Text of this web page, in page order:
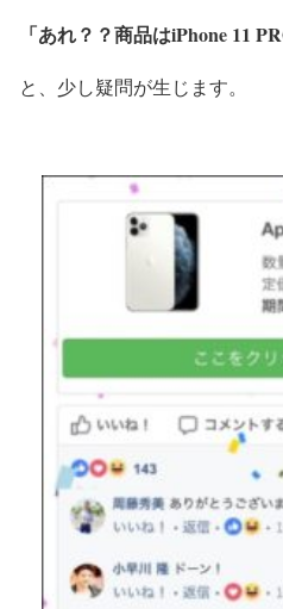
「あれ？？商品はiPhone 11
と、少し疑問が生じます。